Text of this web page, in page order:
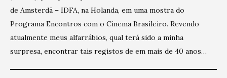
de Amsterdã – IDFA, na Holanda, em uma mostra do
Programa Encontros com o Cinema Brasileiro. Revendo
atualmente meus alfarrábios, qual terá sido a minha
surpresa, encontrar tais registos de em mais de 40 anos…